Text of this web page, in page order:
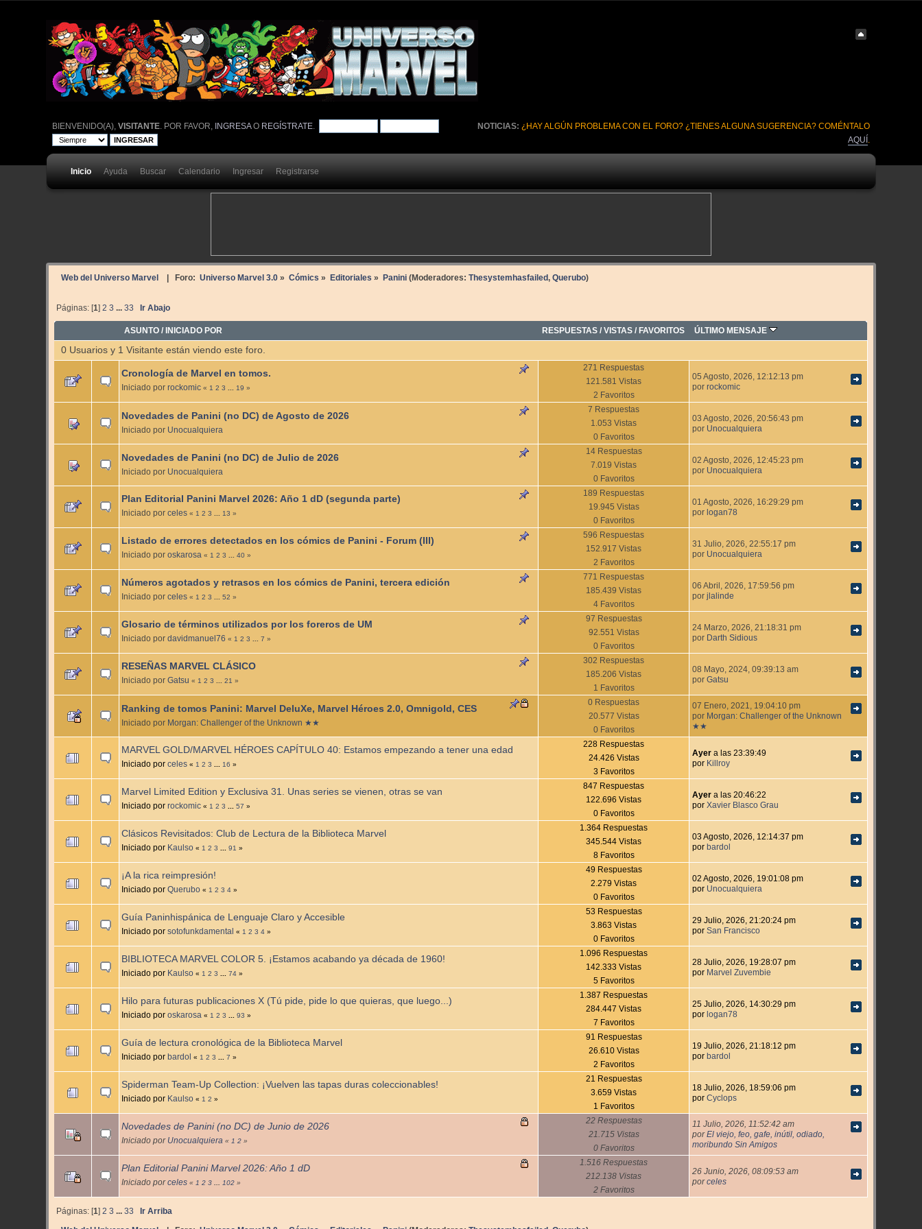
NOTICIAS: ¿HAY ALGÚN PROBLEMA CON EL FORO? ¿TIENES ALGUNA SUGERENCIA? COMÉNTALO
AQUÍ
BIENVENIDO(A), VISITANTE. POR FAVOR, INGRESAO REGÍSTRATE.
Inicio Ayuda Buscar Calendario Ingresar Registrarse
Web del Universo Marvel | Foro: Universo Marvel 3.0» Cómics » Editoriales » Panini(Moderadores: Thesystemhasfailed, Querubo)
Páginas: [1] 2 3 ... 33 Ir Abajo
ASUNTO /INICIADO POR RESPUESTAS /VISTAS /FAVORITOS ÚLTIMO MENSAJE
0 Usuarios y 1 Visitante están viendo este foro.
Cronología de Marvel en tomos.
Iniciado porrockomic « 1 2 3 19 »
271 Respuestas
121.581 Vistas
2 Favoritos
05 Agosto, 2026, 12:12:13 pm
porrockomic
Novedades de Panini (no DC) de Agosto de 2026
Iniciado por Unocualquiera
7 Respuestas
1.053 Vistas
0 Favoritos
03 Agosto, 2026, 20:56:43 pm
por Unocualquiera
Novedades de Panini (no DC) de Julio de 2026
Iniciado por Unocualquiera
14 Respuestas
7.019 Vistas
0 Favoritos
02 Agosto, 2026, 12:45:23 pm
por Unocualquiera
Plan Editorial Panini Marvel 2026: Año 1 dD (segunda parte)
Iniciado porceles « 1 2 3 13 »
189 Respuestas
19.945 Vistas
0 Favoritos
01 Agosto, 2026, 16:29:29 pm
porlogan78
Listado de errores detectados en los cómics de Panini - Forum (III)
Iniciado poroskarosa « 1 2 3 ...40 »
596 Respuestas
152.917 Vistas
2 Favoritos
31 Julio, 2026, 22:55:17 pm
por Unocualquiera
Números agotados y retrasos en los cómics de Panini, tercera edición
Iniciado porceles « 1 2 3 ...52 »
771 Respuestas
185.439 Vistas
4 Favoritos
06 Abril, 2026, 17:59:56 pm
porjlalinde
Glosario de términos utilizados por los foreros de UM
Iniciado pordavidmanuel76 « 1 2 3 ...7 »
97 Respuestas
92.551 Vistas
0 Favoritos
24 Marzo, 2026, 21:18:31 pm
por Darth Sidious
RESEÑAS MARVEL CLÁSICO
Iniciado porGatsu « 1 2 3 ...21 »
302 Respuestas
185.206 Vistas
1 Favoritos
08 Mayo, 2024, 09:39:13 am
porGatsu
Ranking de tomos Panini: Marvel DeluXe, Marvel Héroes 2.0, Omnigold, CES
Iniciado por Morgan: Challenger of the Unknown ★★
0 Respuestas
20.577 Vistas
0 Favoritos
07 Enero, 2021, 19:04:10 pm
por Morgan: Challenger of the Unknown
★★
MARVEL GOLD/MARVEL HÉROES CAPÍTULO 40: Estamos empezando a tener una edad
Iniciado porceles « 1 2 3 16 »
228 Respuestas
24.426 Vistas
3 Favoritos
Ayer a las 23:39:49
por Killroy
Marvel Limited Edition y Exclusiva 31. Unas series se vienen, otras se van
Iniciado porrockomic « 1 2 3 ...57 »
847 Respuestas
122.696 Vistas
0 Favoritos
Ayer a las 20:46:22
porXavier Blasco Grau
Clásicos Revisitados: Club de Lectura de la Biblioteca Marvel
Iniciado por Kaulso « 1 2 3 ...91 »
1.364 Respuestas
345.544 Vistas
8 Favoritos
03 Agosto, 2026, 12:14:37 pm
porbardol
¡A la rica reimpresión!
Iniciado porQuerubo « 1 2 3 4 »
49 Respuestas
2.279 Vistas
0 Favoritos
02 Agosto, 2026, 19:01:08 pm
por Unocualquiera
Guía Paninhispánica de Lenguaje Claro y Accesible
Iniciado porsotofunkdamental « 1 2 3 4 »
53 Respuestas
3.863 Vistas
0 Favoritos
29 Julio, 2026, 21:20:24 pm
porSan Francisco
BIBLIOTECA MARVEL COLOR 5. ¡Estamos acabando ya década de 1960!
Iniciado por Kaulso « 1 2 3 ...74 »
1.096 Respuestas
142.333 Vistas
5 Favoritos
28 Julio, 2026, 19:28:07 pm
por Marvel Zuvembie
Hilo para futuras publicaciones X (Tú pide, pide lo que quieras, que luego...)
Iniciado poroskarosa « 1 2 3 ...93 »
1.387 Respuestas
284.447 Vistas
7 Favoritos
25 Julio, 2026, 14:30:29 pm
porlogan78
Guía de lectura cronológica de la Biblioteca Marvel
Iniciado porbardol « 1 2 3 ...7 »
91 Respuestas
26.610 Vistas
2 Favoritos
19 Julio, 2026, 21:18:12 pm
porbardol
Spiderman Team-Up Collection: ¡Vuelven las tapas duras coleccionables!
Iniciado por Kaulso « 1 2 »
21 Respuestas
3.659 Vistas
1 Favoritos
18 Julio, 2026, 18:59:06 pm
porCyclops
Novedades de Panini (no DC) de Junio de 2026
Iniciado por Unocualquiera « 1 2 »
22 Respuestas
21.715 Vistas
0 Favoritos
11 Julio, 2026, 11:52:42 am
porEl viejo, feo, gafe, inútil, odiado,
moribundo Sin Amigos
Plan Editorial Panini Marvel 2026: Año 1 dD
Iniciado porceles « 1 2 3 102 »
1.516 Respuestas
212.138 Vistas
2 Favoritos
26 Junio, 2026, 08:09:53 am
porceles
Páginas: [1] 2 3 ... 33 Ir Arriba